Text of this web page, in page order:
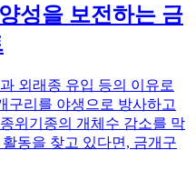
성을 보전하는 금
외래종 유입 등의 이유로
구리를 야생으로 방사하고
위기종의 개체수 감소를 막
동을 찾고 있다면, 금개구